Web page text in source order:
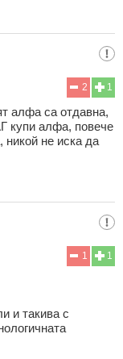
1
2
алфа са отдавна,
купи алфа, повече
никой не иска да
1
1
и такива с